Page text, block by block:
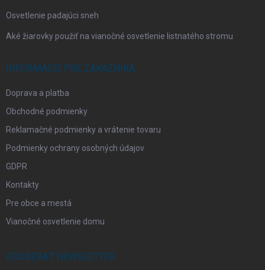
Osvetlenie padajúci sneh
Aké žiarovky použiť na vianočné osvetlenie listnatého stromu
INFORMÁCIE PRE ZÁKAZNÍKA
Doprava a platba
Obchodné podmienky
Reklamačné podmienky a vrátenie tovaru
Podmienky ochrany osobných údajov
GDPR
Kontakty
Pre obce a mestá
Vianočné osvetlenie domu
ODOBERAŤ NEWSLETTER